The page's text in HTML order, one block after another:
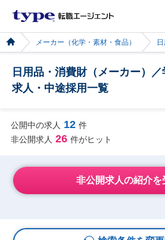
メーカー（化学・素材・食品）
日用品・消費財（メーカー）／
求人・中途採用一覧
公開中の求人 12 件
非公開求人 26 件がヒット
非公開求人の紹介を